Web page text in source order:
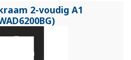
2-voudig A1